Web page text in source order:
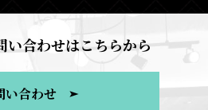
い合わせはこちらから
い合わせ